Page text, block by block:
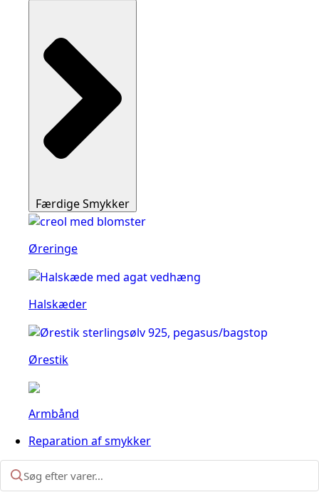
Færdige Smykker
Øreringe
Halskæder
Ørestik
Armbånd
Reparation af smykker